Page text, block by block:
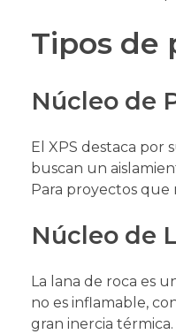
Tipos de
Núcleo de
El XPS destaca por
buscan un
Para proyectos que
Núcleo de
La lana de roca es
no es inflamable,
gran inercia térmica.